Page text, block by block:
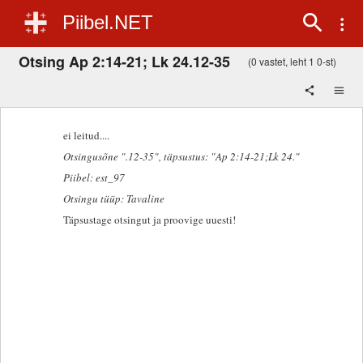
Piibel.NET
Otsing Ap 2:14-21; Lk 24.12-35 (0 vastet, leht 1 0-st)
ei leitud....
Otsingusõne ".12-35", täpsustus: "Ap 2:14-21;Lk 24."
Piibel: est_97
Otsingu tüüp: Tavaline
Täpsustage otsingut ja proovige uuesti!